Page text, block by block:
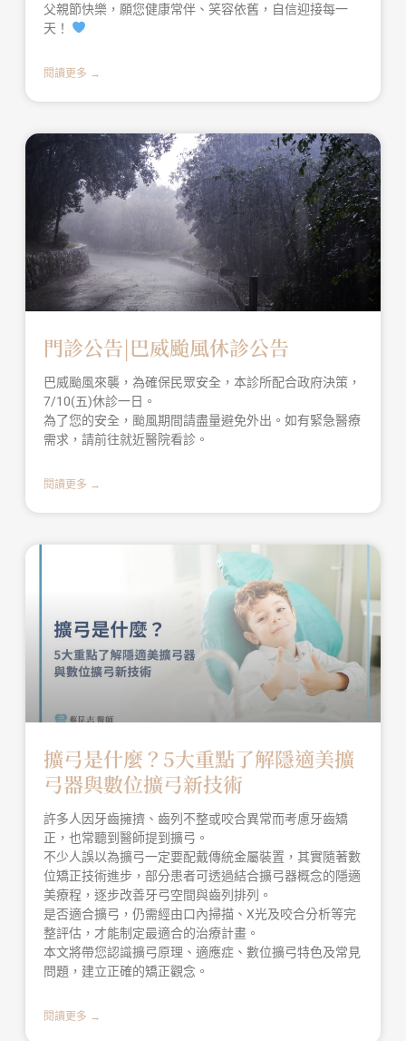
父親節快樂，願您健康常伴、笑容依舊，自信迎接每一
天！
閱讀更多 →
門診公告|巴威颱風休診公告
巴威颱風來襲，為確保民眾安全，本診所配合政府決策，
7/10(五)休診一日。
為了您的安全，颱風期間請盡量避免外出。如有緊急醫療
需求，請前往就近醫院看診。
閱讀更多 →
擴弓是什麼？5大重點了解隱適美擴
弓器與數位擴弓新技術
許多人因牙齒擁擠、齒列不整或咬合異常而考慮牙齒矯
正，也常聽到醫師提到擴弓。
不少人誤以為擴弓一定要配戴傳統金屬裝置，其實隨著數
位矯正技術進步，部分患者可透過結合擴弓器概念的隱適
美療程，逐步改善牙弓空間與齒列排列。
是否適合擴弓，仍需經由口內掃描、X光及咬合分析等完
整評估，才能制定最適合的治療計畫。
本文將帶您認識擴弓原理、適應症、數位擴弓特色及常見
問題，建立正確的矯正觀念。
閱讀更多 →